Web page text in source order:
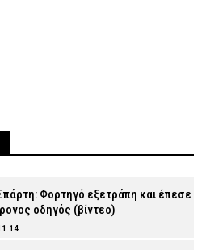
Φορτηγό εξετράπη και έπεσε
οδηγός (βίντεο)